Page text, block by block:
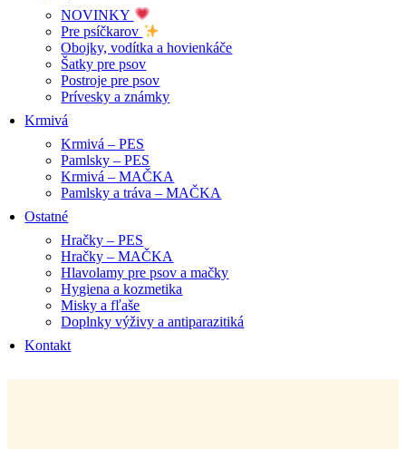
NOVINKY
Pre psíčkarov
Obojky, vodítka a hovienkáče
Šatky pre psov
Postroje pre psov
Prívesky a známky
Krmivá
Krmivá – PES
Pamlsky – PES
Krmivá – MAČKA
Pamlsky a tráva – MAČKA
Ostatné
Hračky – PES
Hračky – MAČKA
Hlavolamy pre psov a mačky
Hygiena a kozmetika
Misky a fľaše
Doplnky výživy a antiparazitiká
Kontakt